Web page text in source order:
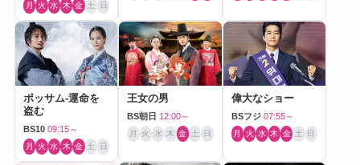
月 火 水 木 金 土 日
ポッサム-運命を
盗む
BS10 09:15～
月 火 水 木 金 土 日
王女の男
BS朝日 12:00～
月 火 水 木 金 土 日
偉大なショー
BSフジ 07:55～
月 火 水 木 金 土 日